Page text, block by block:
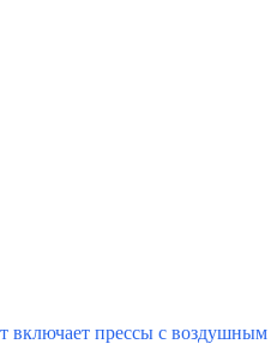
включает прессы с воздушным